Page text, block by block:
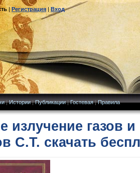
|Регистрация|Вход
|Истории|Публикации|Гостевая|Правила
излучение газов
С.Т. скачать